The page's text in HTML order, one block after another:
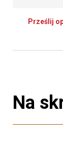
Prześlij
Na